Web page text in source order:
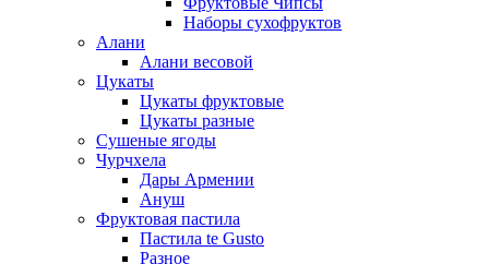
Наборы сухофруктов
Алани
Алани весовой
Цукаты
Цукаты фруктовые
Цукаты разные
Сушеные ягоды
Чурчхела
Дары Армении
Ануш
Фруктовая пастила
Пастила te Gusto
Разное